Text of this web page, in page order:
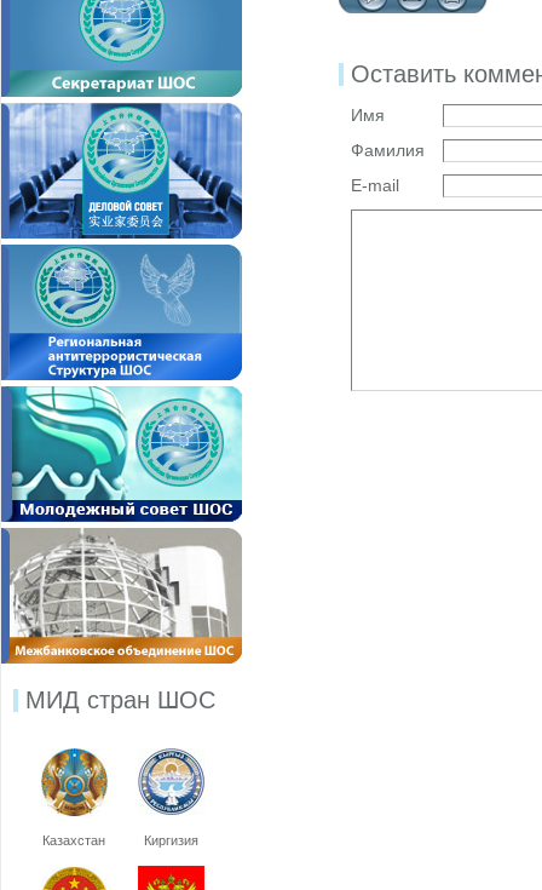
МИД стран ШОС
Казахстан Киргизия
Оставить
Имя
Фамилия
E-mail